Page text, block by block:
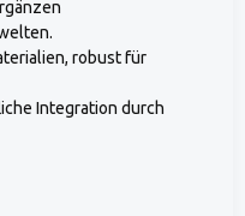
robust für
Integration durch